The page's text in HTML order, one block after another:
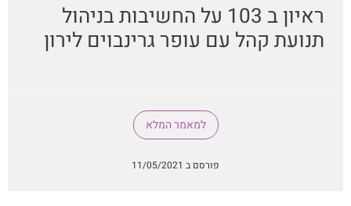
ראיון ב 103 על החשיבות בניהול
תנועת קהל עם עופר גרינבוים לירון
למאמר המלא
פורסם ב 11/05/2021